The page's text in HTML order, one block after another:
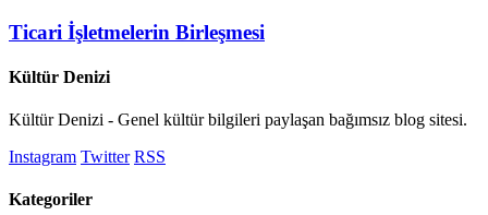
Ticari İşletmelerin Birleşmesi
Kültür Denizi
Kültür Denizi - Genel kültür bilgileri paylaşan bağımsız blog sitesi.
Instagram Twitter RSS
Kategoriler